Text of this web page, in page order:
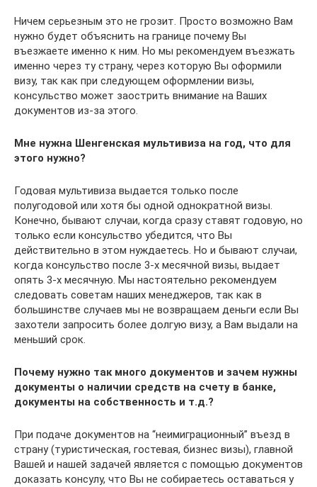
Ничем серьезным это не грозит. Просто возможно Вам
нужно будет объяснить на границе почему Вы
въезжаете именно к ним. Но мы рекомендуем въезжать
именно через ту страну, через которую Вы оформили
визу, так как при следующем оформлении визы,
консульство может заострить внимание на Ваших
документов из-за этого.
Мне нужна Шенгенская мультивиза на год, что для
этого нужно?
Годовая мультивиза выдается только после
полугодовой или хотя бы одной однократной визы.
Конечно, бывают случаи, когда сразу ставят годовую, но
только если консульство убедится, что Вы
действительно в этом нуждаетесь. Но и бывают случаи,
когда консульство после 3-х месячной визы, выдает
опять 3-х месячную. Мы настоятельно рекомендуем
следовать советам наших менеджеров, так как в
большинстве случаев мы не возвращаем деньги если Вы
захотели запросить более долгую визу, а Вам выдали на
меньший срок.
Почему нужно так много документов и зачем нужны
документы о наличии средств на счету в банке,
документы на собственность и т.д.?
При подаче документов на “неимиграционный” въезд в
страну (туристическая, гостевая, бизнес визы), главной
Вашей и нашей задачей является с помощью документов
доказать консулу, что Вы не собираетесь оставаться у